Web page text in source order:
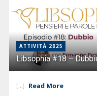
ATTIVITÀ 2025
Libsophia #18 –
[...] Read More